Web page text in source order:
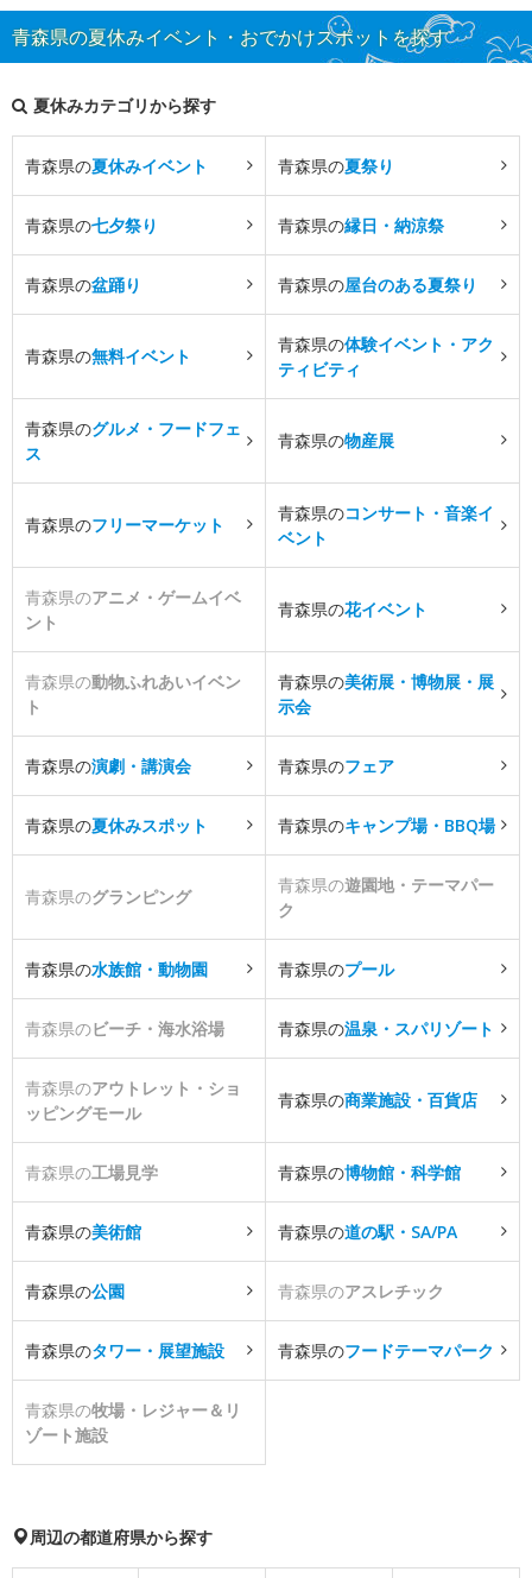
青森県の夏休みイベント・おでかけスポットを探す
夏休みカテゴリから探す
青森県の夏休みイベント 青森県の夏祭り
青森県の七夕祭り 青森県の縁日・納涼祭
青森県の盆踊り 青森県の屋台のある夏祭り
青森県の無料イベント
青森県の体験イベント・アク
ティビティ
青森県のグルメ・フードフェ
ス
青森県の物産展
青森県のフリーマーケット
青森県のコンサート・音楽イ
ベント
青森県のアニメ・ゲームイベ
ント
青森県の花イベント
青森県の動物ふれあいイベン
ト
青森県の美術展・博物展・展
示会
青森県の演劇・講演会 青森県のフェア
青森県の夏休みスポット 青森県のキャンプ場・BBQ場
青森県のグランピング
青森県の遊園地・テーマパー
ク
青森県の水族館・動物園 青森県のプール
青森県のビーチ・海水浴場 青森県の温泉・スパリゾート
青森県のアウトレット・ショ
ッピングモール
青森県の商業施設・百貨店
青森県の工場見学 青森県の博物館・科学館
青森県の美術館 青森県の道の駅・SA/PA
青森県の公園 青森県のアスレチック
青森県のタワー・展望施設 青森県のフードテーマパーク
青森県の牧場・レジャー＆リ
ゾート施設
周辺の都道府県から探す